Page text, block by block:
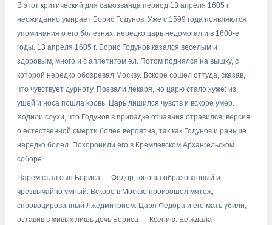
В этот критический для самозванца период 13 апреля 1605 г.
неожиданно умирает Борис Годунов. Уже с 1599 года появляются
упоминания о его болезнях, нередко царь недомогал и в 1600-е
годы. 13 апреля 1605 г. Борис Годунов казался веселым и
здоровым, много и с аппетитом ел. Потом поднялся на вышку, с
которой нередко обозревал Москву. Вскоре сошел оттуда, сказав,
что чувствует дурноту. Позвали лекаря, но царю стало хуже: из
ушей и носа пошла кровь. Царь лишился чувств и вскоре умер.
Ходили слухи, что Годунов в припадке отчаяния отравился; версия
о естественной смерти более вероятна, так как Годунов и раньше
нередко болел. Похоронили его в Кремлевском Архангельском
соборе.
Царем стал сын Бориса — Федор, юноша образованный и
чрезвычайно умный. Вскоре в Москве произошел мятеж,
спровоцированный Лжедмитрием. Царя Федора и его мать убили,
оставив в живых лишь дочь Бориса — Ксению. Ее ждала